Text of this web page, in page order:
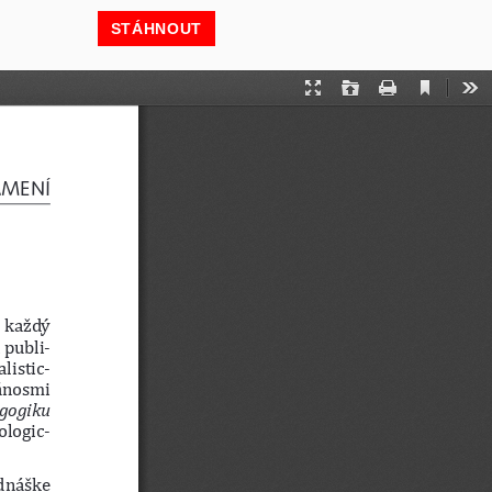
STÁHNOUT